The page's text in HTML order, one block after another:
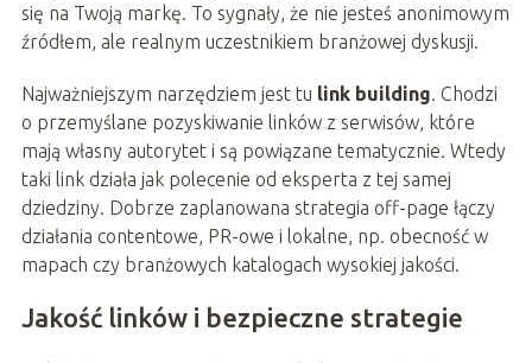
się na Twoją markę. To sygnały, że nie jesteś anonimowym
źródłem, ale realnym uczestnikiem branżowej dyskusji.
Najważniejszym narzędziem jest tu link building. Chodzi
o przemyślane pozyskiwanie linków z serwisów, które
mają własny autorytet i są powiązane tematycznie. Wtedy
taki link działa jak polecenie od eksperta z tej samej
dziedziny. Dobrze zaplanowana strategia off-page łączy
działania contentowe, PR-owe i lokalne, np. obecność w
mapach czy branżowych katalogach wysokiej jakości.
Jakość linków i bezpieczne strategie